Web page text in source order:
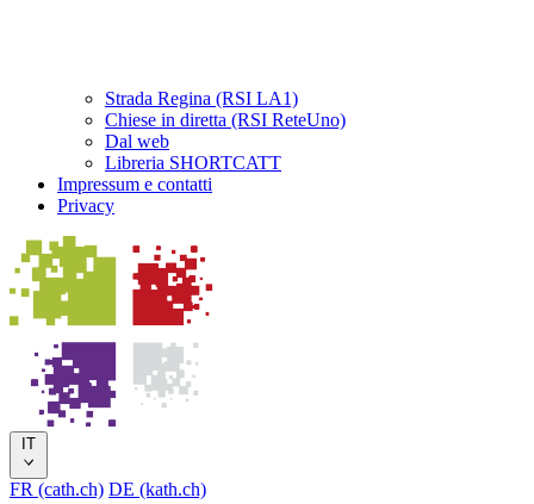
Strada Regina (RSI LA1)
Chiese in diretta (RSI ReteUno)
Dal web
Libreria SHORTCATT
Impressum e contatti
Privacy
IT
FR (cath.ch) DE (kath.ch)